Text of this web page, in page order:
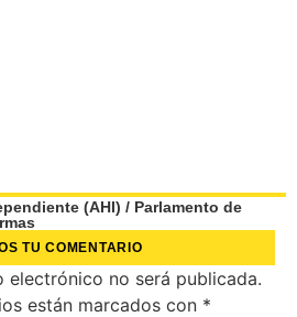
(AHI) / Parlamento de
TU COMENTARIO
electrónico no será publicada.
están marcados con *